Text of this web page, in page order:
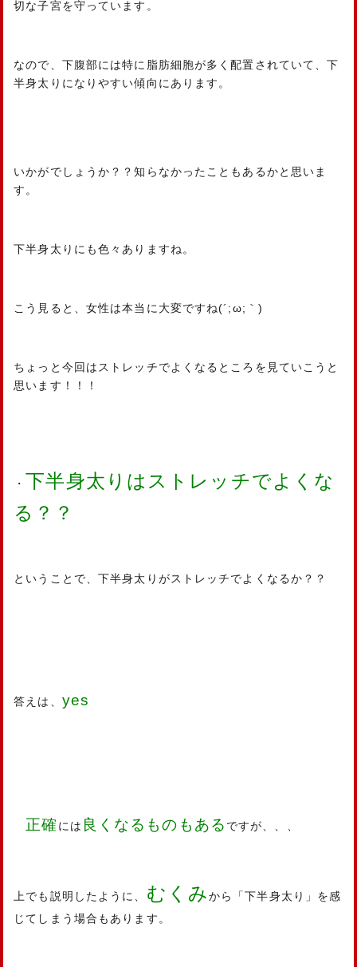
切な子宮を守っています。
なので、下腹部には特に脂肪細胞が多く配置されていて、下
半身太りになりやすい傾向にあります。
いかがでしょうか？？知らなかったこともあるかと思いま
す。
下半身太りにも色々ありますね。
こう見ると、女性は本当に大変ですね(´;ω;｀)
ちょっと今回はストレッチでよくなるところを見ていこうと
思います！！！
・ 下半身太りはストレッチでよくな
る？？
ということで、下半身太りがストレッチでよくなるか？？
答えは、 yes
正確 には 良くなるものもある ですが、、、
上でも説明したように、 むくみから「下半身太り」を感
じてしまう場合もあります。